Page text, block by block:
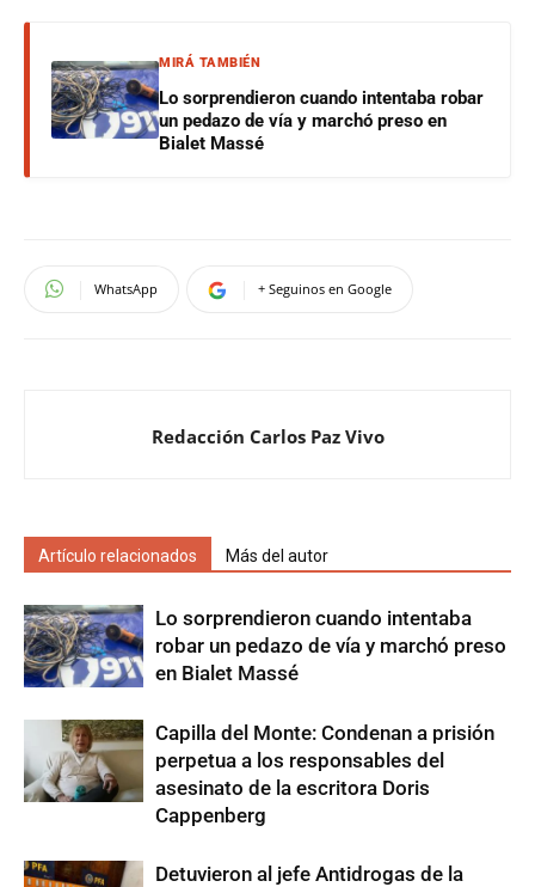
MIRÁ TAMBIÉN
Lo sorprendieron cuando intentaba robar
un pedazo de vía y marchó preso en
Bialet Massé
WhatsApp + Seguinos en Google
Redacción Carlos Paz Vivo
Artículo relacionados Más del autor
Lo sorprendieron cuando intentaba
robar un pedazo de vía y marchó preso
en Bialet Massé
Capilla del Monte: Condenan a prisión
perpetua a los responsables del
asesinato de la escritora Doris
Cappenberg
Detuvieron al jefe Antidrogas de la